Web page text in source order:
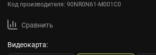
Код производителя: 90NR0N61-M001C0
Сравнить
Видеокарта: